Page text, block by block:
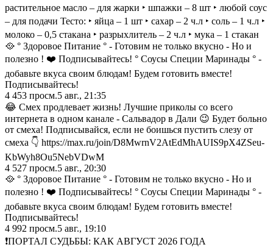
растительное масло – для жарки ‣ шпажки – 8 шт ‣ любой соус
– для подачи Тесто: ‣ яйца – 1 шт ‣ сахар – 2 ч.л ‣ соль – 1 ч.л ‣
молоко – 0,5 стакана ‣ разрыхлитель – 2 ч.л ‣ мука – 1 стакан
🥘 ° Здоровое Питание ° - Готовим не только вкусно - Но и
полезно ! ❤️ Подписывайтесь! ° Соусы Специи Маринады ° -
добавьте вкуса своим блюдам! Будем готовить вместе!
Подписывайтесь!
4 453 просм.5 авг., 21:35
😂 Смех продлевает жизнь! Лучшие приколы со всего
интернета в одном канале - Сальвадор в Дали 😉 Будет больно
от смеха! Подписывайся, если не боишься пустить слезу от
смеха 👇 https://max.ru/join/D8MwrnV2AtEdMhAUIS9pX4ZSeu-
KbWyh8Ou5NebVDwM
4 527 просм.5 авг., 20:30
🥘 ° Здоровое Питание ° - Готовим не только вкусно - Но и
полезно ! ❤️ Подписывайтесь! ° Соусы Специи Маринады ° -
добавьте вкуса своим блюдам! Будем готовить вместе!
Подписывайтесь!
4 992 просм.5 авг., 19:10
❗️ПОРТАЛ СУДЬБЫ: КАК АВГУСТ 2026 ГОДА